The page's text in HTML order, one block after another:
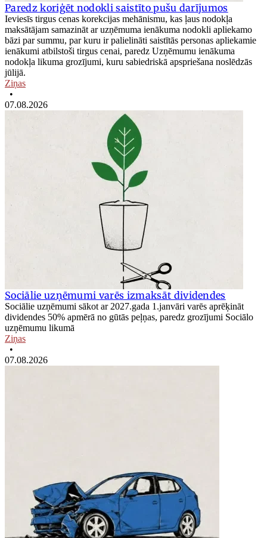
Paredz koriģēt nodokli saistīto pušu darījumos
Ieviesīs tirgus cenas korekcijas mehānismu, kas ļaus nodokļa
maksātājam samazināt ar uzņēmuma ienākuma nodokli apliekamo
bāzi par summu, par kuru ir palielināti saistītās personas apliekamie
ienākumi atbilstoši tirgus cenai, paredz Uzņēmumu ienākuma
nodokļa likuma grozījumi, kuru sabiedriskā apspriešana noslēdzās
jūlijā.
Ziņas
•
07.08.2026
Sociālie uzņēmumi varēs izmaksāt dividendes
Sociālie uzņēmumi sākot ar 2027.gada 1.janvāri varēs aprēķināt
dividendes 50% apmērā no gūtās peļņas, paredz grozījumi Sociālo
uzņēmumu likumā
Ziņas
•
07.08.2026